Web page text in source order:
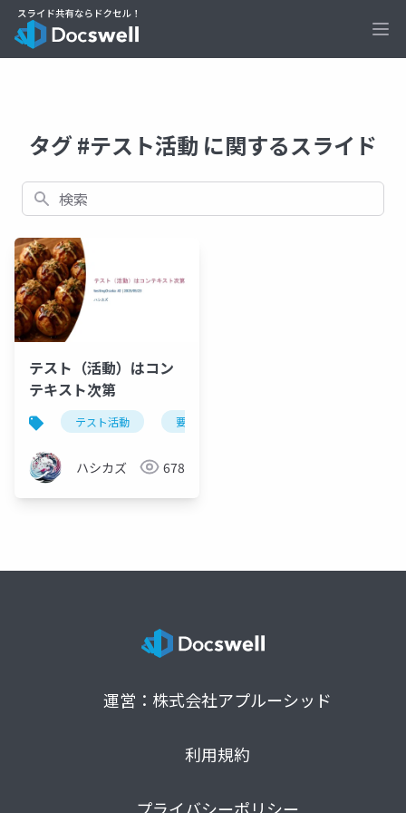
タグ #テスト活動 に関するスライド
検索
テスト（活動）はコン
テキスト次第
テスト活動 要件定義
ハシカズ 678
運営：株式会社アプルーシッド
利用規約
プライバシーポリシー